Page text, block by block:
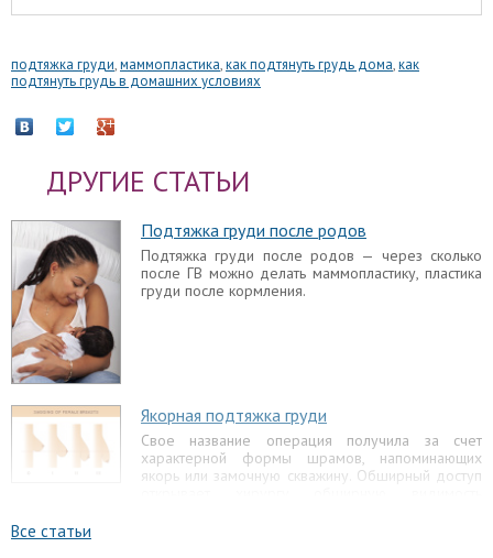
подтяжка груди,маммопластика,как подтянуть грудь дома,как
подтянуть грудь в домашних условиях
ДРУГИЕ СТАТЬИ
Подтяжка груди после родов
Подтяжка груди после родов — через сколько
после ГВ можно делать маммопластику, пластика
груди после кормления.
Якорная подтяжка груди
Свое название операция получила за счет
характерной формы шрамов, напоминающих
якорь или замочную скважину. Обширный доступ
Все статьи